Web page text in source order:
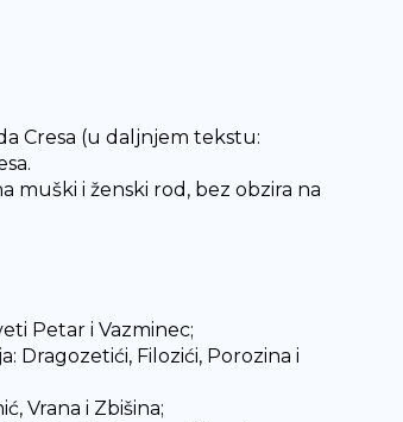
Cresa (u daljnjem tekstu:
muški i ženski rod, bez obzira na
Petar i Vazminec;
Dragozetići, Filozići, Porozina i
Vrana i Zbišina;